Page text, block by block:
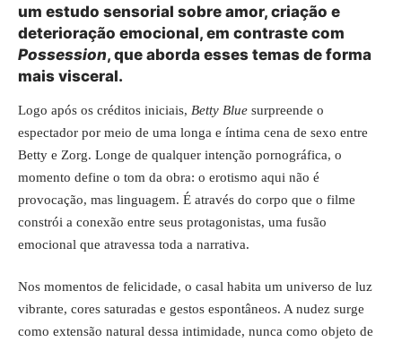
um estudo sensorial sobre amor, criação e
deterioração emocional, em contraste com
Possession, que aborda esses temas de forma
mais visceral.
Logo após os créditos iniciais, Betty Blue surpreende o
espectador por meio de uma longa e íntima cena de sexo entre
Betty e Zorg. Longe de qualquer intenção pornográfica, o
momento define o tom da obra: o erotismo aqui não é
provocação, mas linguagem. É através do corpo que o filme
constrói a conexão entre seus protagonistas, uma fusão
emocional que atravessa toda a narrativa.
Nos momentos de felicidade, o casal habita um universo de luz
vibrante, cores saturadas e gestos espontâneos. A nudez surge
como extensão natural dessa intimidade, nunca como objeto de